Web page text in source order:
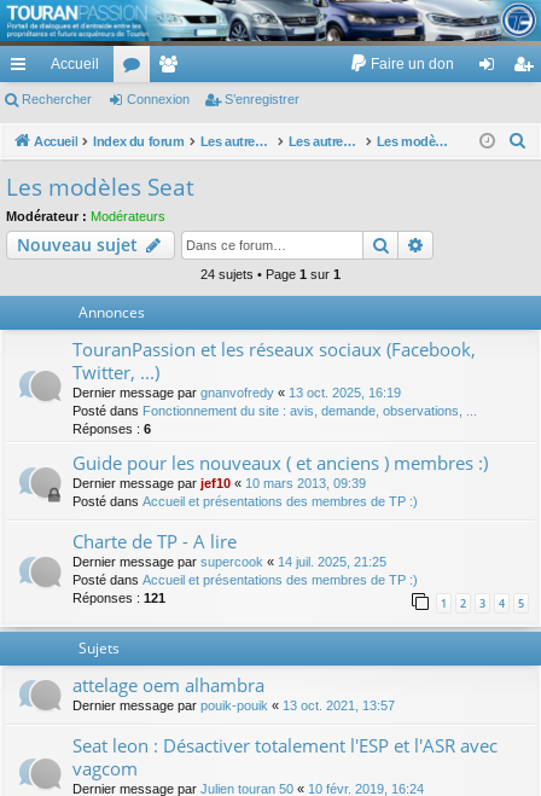
TouranPassion
Le forum des propriétaires ou futurs acquéreurs du Volkswagen Touran
cc
ès
pi
de
Accueil
or
u
e
m
Faire un don
ne nr
Rechercher Connexion S’enregistrer
Accueil Index du forum Les autres voitures et ce qui touche à la voiture Les autres modèles du groupe VW Les modèles Seat
c
Les modèles Seat
Modérateur : Modérateurs
Nouveau sujet Rechercher
24 sujets • Page 1 sur 1
Annonces
TouranPassion et les réseaux sociaux (Facebook,
Twitter, ...)
Dernier message par gnanvofredy « 13 oct. 2025, 16:19
Posté dans Fonctionnement du site : avis, demande, observations, ...
Réponses : 6
Guide pour les nouveaux ( et anciens ) membres :)
Dernier message par jef10 « 10 mars 2013, 09:39
Posté dans Accueil et présentations des membres de TP :)
Charte de TP - A lire
Dernier message par supercook « 14 juil. 2025, 21:25
Posté dans Accueil et présentations des membres de TP :)
Réponses : 121 1 2 3 4 5
Sujets
attelage oem alhambra
Dernier message par pouik-pouik « 13 oct. 2021, 13:57
Seat leon : Désactiver totalement l'ESP et l'ASR avec
vagcom
Dernier message par Julien touran 50 « 10 févr. 2019, 16:24